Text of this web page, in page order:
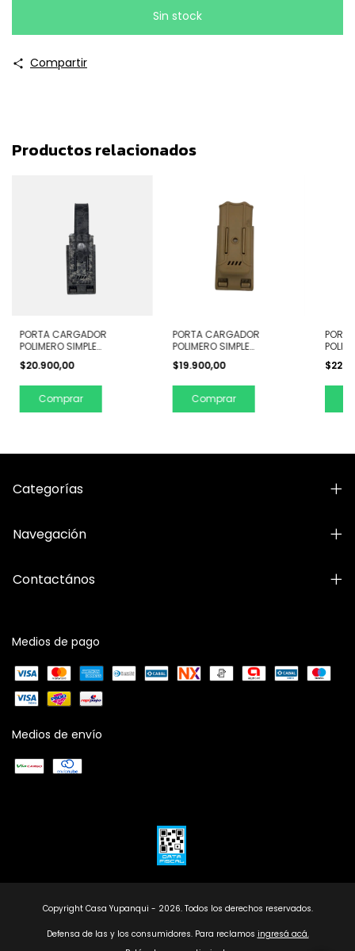
Compartir
Productos relacionados
PORTA CARGADOR
POLIMERO SIMPLE
UNIVERSAL CON TAPA APTO
CINTO
$20.900,00
Comprar
PORTA CARGADOR
POLIMERO SIMPLE
UNIVERSAL SIN TAPA
$19.900,00
Comprar
Categorías
Navegación
Contactános
Medios de pago
Medios de envío
Copyright Casa Yupanqui - 2026. Todos los derechos reservados.
Defensa de las y los consumidores. Para reclamos ingresá acá.